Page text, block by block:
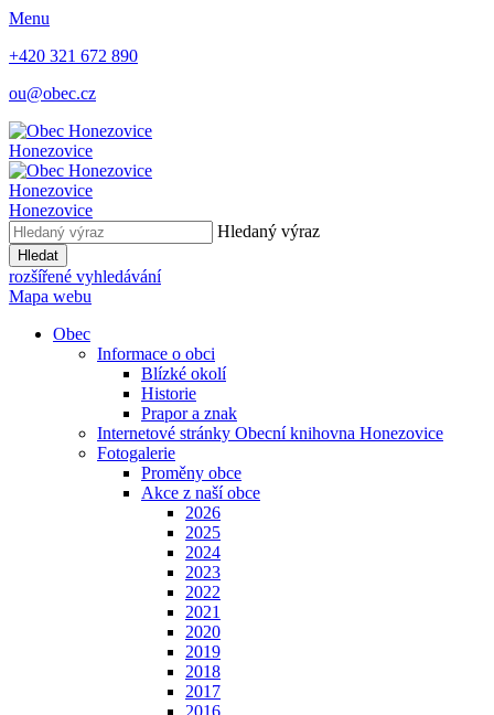
Menu
+420 321 672 890
ou@obec.cz
Honezovice
Honezovice
Honezovice
Hledaný výraz
Hledat
rozšířené vyhledávání
Mapa webu
Obec
Informace o obci
Blízké okolí
Historie
Prapor a znak
Internetové stránky Obecní knihovna Honezovice
Fotogalerie
Proměny obce
Akce z naší obce
2026
2025
2024
2023
2022
2021
2020
2019
2018
2017
2016